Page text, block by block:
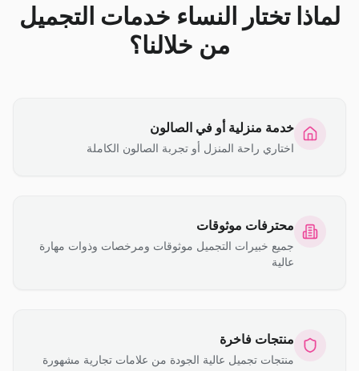
لماذا تختار النساء خدمات التجميل
من خلالنا؟
خدمة منزلية أو في الصالون
اختاري راحة المنزل أو تجربة الصالون الكاملة
محترفات موثوقات
جميع خبيرات التجميل موثوقات ومرخصات وذوات مهارة
عالية
منتجات فاخرة
منتجات تجميل عالية الجودة من علامات تجارية مشهورة